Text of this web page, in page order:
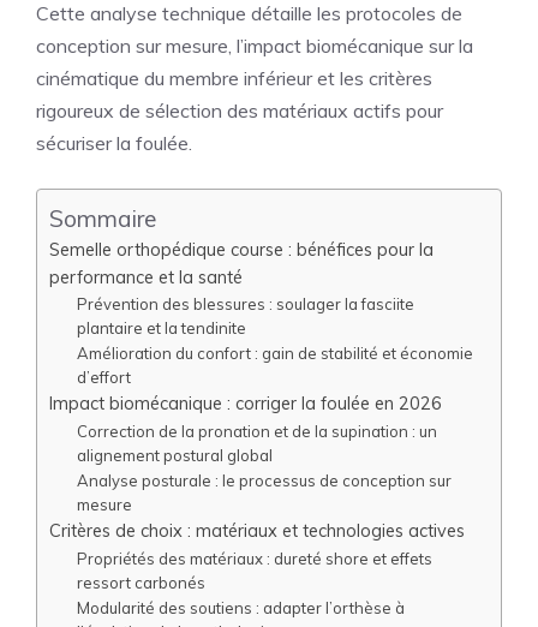
Cette analyse technique détaille les protocoles de
conception sur mesure, l’impact biomécanique sur la
cinématique du membre inférieur et les critères
rigoureux de sélection des matériaux actifs pour
sécuriser la foulée.
Sommaire
Semelle orthopédique course : bénéfices pour la
performance et la santé
Prévention des blessures : soulager la fasciite
plantaire et la tendinite
Amélioration du confort : gain de stabilité et économie
d’effort
Impact biomécanique : corriger la foulée en 2026
Correction de la pronation et de la supination : un
alignement postural global
Analyse posturale : le processus de conception sur
mesure
Critères de choix : matériaux et technologies actives
Propriétés des matériaux : dureté shore et effets
ressort carbonés
Modularité des soutiens : adapter l’orthèse à